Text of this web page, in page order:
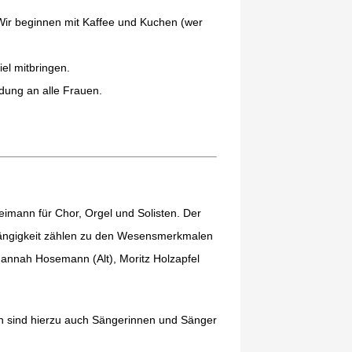
beginnen mit Kaffee und Kuchen (wer
mitbringen.
an alle Frauen.
für Chor, Orgel und Solisten. Der
zählen zu den Wesensmerkmalen
Hosemann (Alt), Moritz Holzapfel
sind hierzu auch Sängerinnen und Sänger